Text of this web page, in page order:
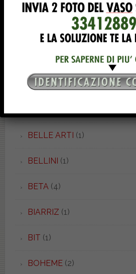
BAIA(2)
BAIA (1)
BALZANA(2)
BAMBY(1)
BELLE ARTI (1)
BELLINI (1)
BETA(4)
BIARRIZ (1)
BIT (1)
BOHEME(2)